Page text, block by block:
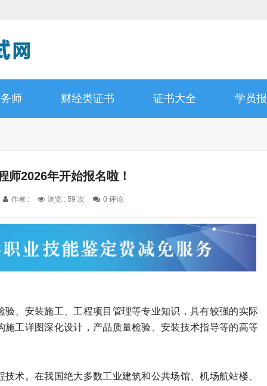
师 财经类证书 证书大全 学员
师2026年开始报名啦！
作者 : 浏览 : 59 次 0 评论
、安装施工、工程项目管理等专业知识，具有较强的实际
工详图深化设计，产品质量检验、安装技术指导等的高等
术。在我国绝大多数工业建筑和公共场馆、机场航站楼、